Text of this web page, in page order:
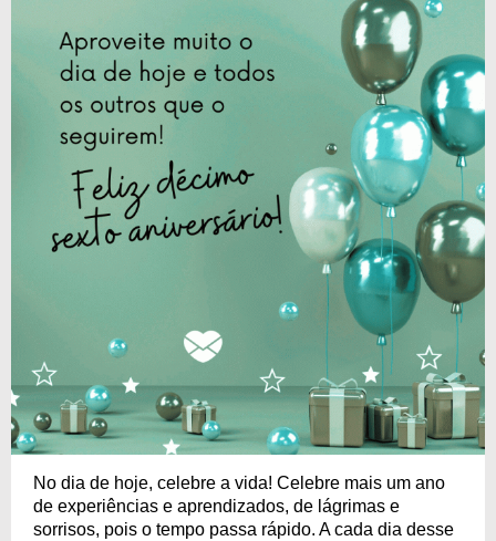
No dia de hoje, celebre a vida! Celebre mais um ano
de experiências e aprendizados, de lágrimas e
sorrisos, pois o tempo passa rápido. A cada dia desse